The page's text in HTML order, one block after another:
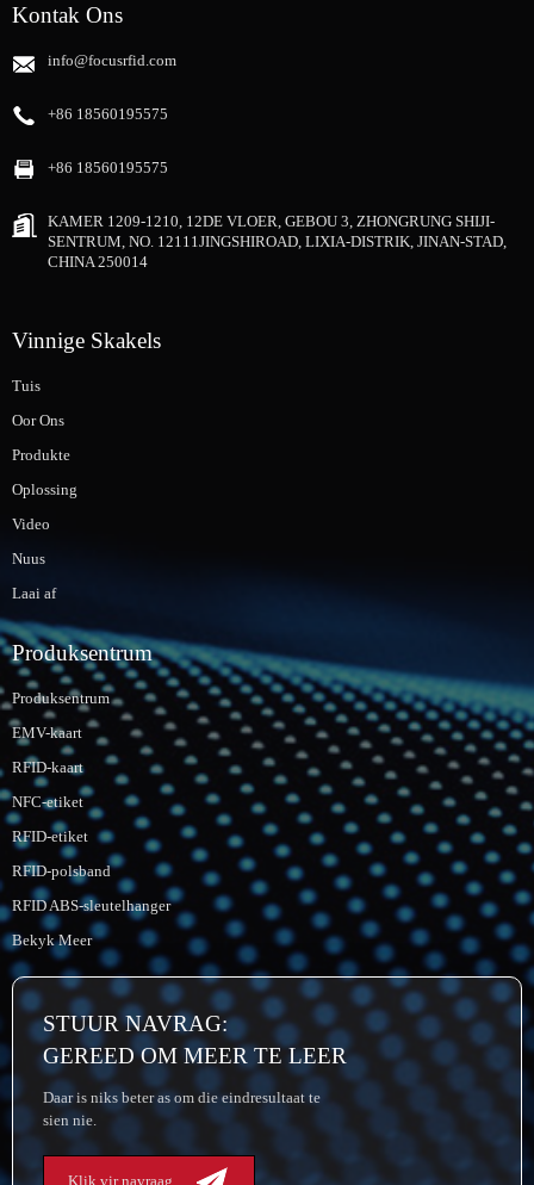
Kontak Ons
info@focusrfid.com
+86 18560195575
+86 18560195575
KAMER 1209-1210, 12DE VLOER, GEBOU 3, ZHONGRUNG SHIJI-
SENTRUM, NO. 12111JINGSHIROAD, LIXIA-DISTRIK, JINAN-STAD,
CHINA 250014
Vinnige Skakels
Tuis
Oor Ons
Produkte
Oplossing
Video
Nuus
Laai af
Produksentrum
Produksentrum
EMV-kaart
RFID-kaart
NFC-etiket
RFID-etiket
RFID-polsband
RFID ABS-sleutelhanger
Bekyk Meer
STUUR NAVRAG:
GEREED OM MEER TE LEER
Daar is niks beter as om die eindresultaat te
sien nie.
Klik vir navraag